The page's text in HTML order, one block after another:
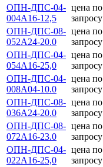
ОПН-ДПС-04-
004А16-12,5
цена по
запросу
ОПН-ДПС-08-
052А24-20.0
цена по
запросу
ОПН-ДПС-04-
054А16-25,0
цена по
запросу
ОПН-ДПС-04-
008А04-10.0
цена по
запросу
ОПН-ДПС-08-
036А24-20.0
цена по
запросу
ОПН-ДПС-08-
072А16-23.0
цена по
запросу
ОПН-ДПС-04-
022А16-25,0
цена по
запросу